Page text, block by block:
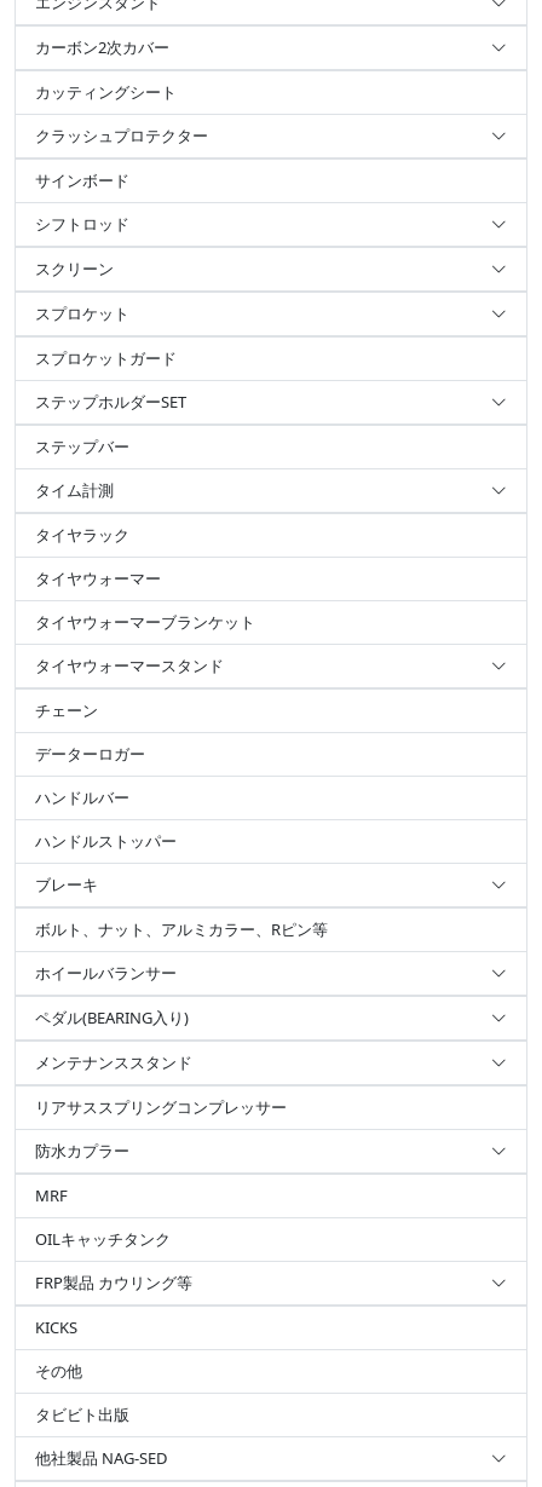
カーボン2次カバー
カッティングシート
クラッシュプロテクター
サインボード
シフトロッド
スクリーン
スプロケット
スプロケットガード
ステップホルダーSET
ステップバー
タイム計測
タイヤラック
タイヤウォーマー
タイヤウォーマーブランケット
タイヤウォーマースタンド
チェーン
データーロガー
ハンドルバー
ハンドルストッパー
ブレーキ
ボルト、ナット、アルミカラー、Rピン等
ホイールバランサー
ペダル(BEARING入り)
メンテナンススタンド
リアサススプリングコンプレッサー
防水カプラー
MRF
OILキャッチタンク
FRP製品 カウリング等
KICKS
その他
タビビト出版
他社製品 NAG-SED